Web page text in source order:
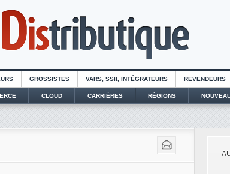
GROSSISTES VARS, SSII, INTÉGRATEURS REVENDEURS
CLOUD CARRIÈRES RÉGIONS